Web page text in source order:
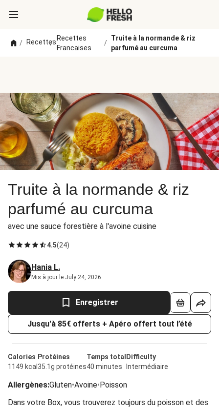
/ Recettes
/
Recettes
Francaises
/
Truite à la normande & riz
parfumé au curcuma
Truite à la normande & riz
parfumé au curcuma
avec une sauce forestière à l'avoine cuisine
4.5(24)
Hania L.
Mis à jour le July 24, 2026
Enregistrer
Jusqu'à 85€ offerts + Apéro offert tout l’été
Calories
1149 kcal
Protéines
35.1g protéines
Temps total
40 minutes
Difficulty
Intermédiaire
Allergènes:Gluten•Avoine•Poisson
Dans votre Box, vous trouverez toujours du poisson et des